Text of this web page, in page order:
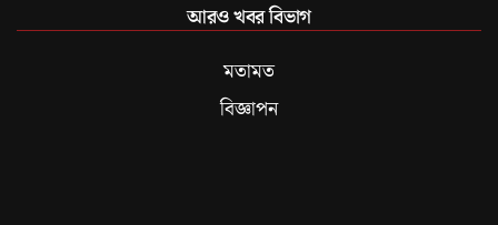
আরও খবর বিভাগ
মতামত
বিজ্ঞাপন